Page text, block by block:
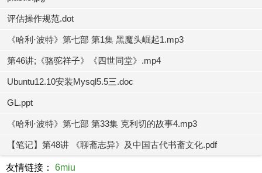
评估操作规范.dot
《哈利·波特》第七部 第1集 黑魔头崛起1.mp3
第46讲;《骆驼祥子》《四世同堂》.mp4
Ubuntu12.10安装Mysql5.5三.doc
GL.ppt
《哈利·波特》第七部 第33集 克利切的故事4.mp3
【笔记】第48讲 《聊斋志异》及中国古代书斋文化.pdf
友情链接： 6miu